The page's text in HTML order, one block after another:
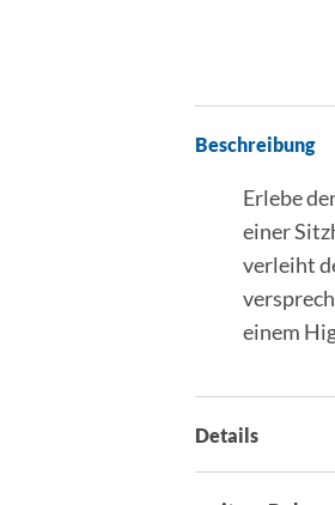
Beschreibung
Erlebe
einer
verleiht
einem
Details